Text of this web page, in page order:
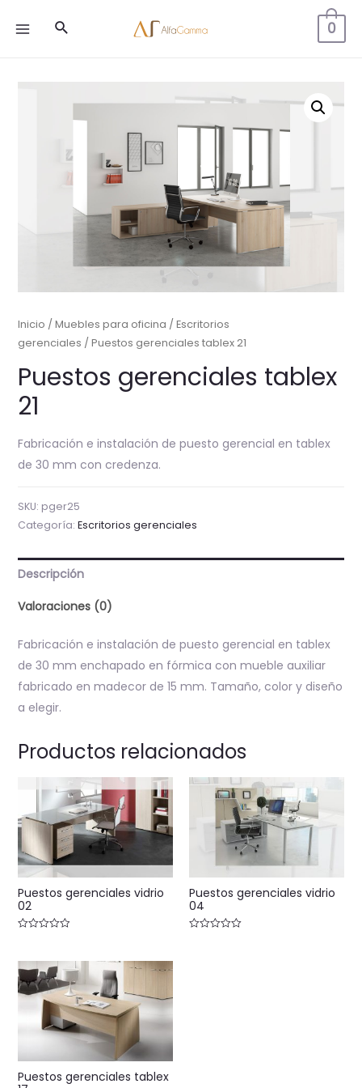
Buscar 0
Inicio /Muebles para oficina /Escritorios
gerenciales / Puestos gerenciales tablex 21
Puestos gerenciales tablex
21
Fabricación e instalación de puesto gerencial en tablex
de 30 mm con credenza.
SKU: pger25
Categoría: Escritorios gerenciales
Descripción
Valoraciones (0)
Fabricación e instalación de puesto gerencial en tablex
de 30 mm enchapado en fórmica con mueble auxiliar
fabricado en madecor de 15 mm. Tamaño, color y diseño
a elegir.
Productos relacionados
Puestos gerenciales vidrio
02
de
5
Puestos gerenciales vidrio
04
Puestos gerenciales tablex